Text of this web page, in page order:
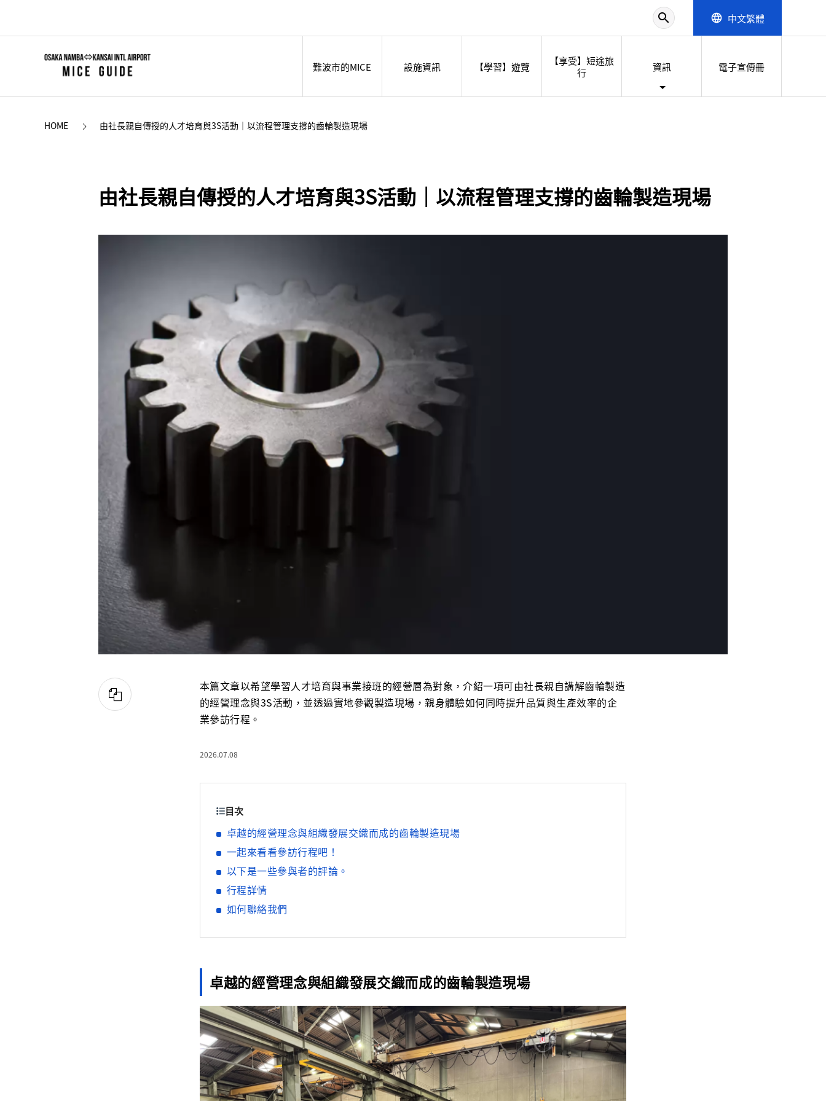
search language 中文繁體
難波市的MICE 設施資訊 【學習】遊覽
【享受】短途旅
行
資訊 電子宣傳冊
HOME 由社長親自傳授的人才培育與3S活動｜以流程管理支撐的齒輪製造現場
由社長親自傳授的人才培育與3S活動｜以流程管理支撐的齒輪製造現場
本篇文章以希望學習人才培育與事業接班的經營層為對象，介紹一項可由社長親自講解齒輪製造
的經營理念與3S活動，並透過實地參觀製造現場，親身體驗如何同時提升品質與生產效率的企
業參訪行程。
2026.07.08
目次
卓越的經營理念與組織發展交織而成的齒輪製造現場
一起來看看參訪行程吧！
以下是一些參與者的評論。
行程詳情
如何聯絡我們
卓越的經營理念與組織發展交織而成的齒輪製造現場